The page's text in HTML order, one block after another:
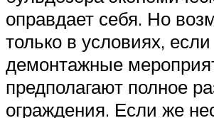
оправдает себя. Но
только в условиях, если
демонтажные
предполагают полное
ограждения. Если же